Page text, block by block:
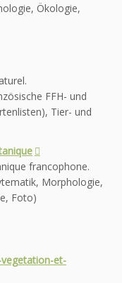
Ökologie,
FFH- und
Tier- und
francophone.
Morphologie,
Foto)
et-